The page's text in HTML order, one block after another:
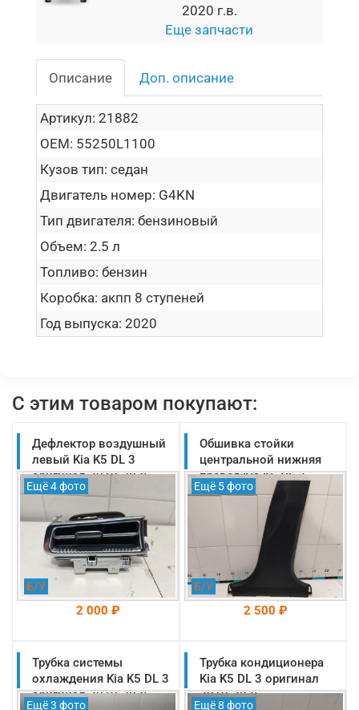
2020 г.в.
Еще запчасти
Описание Доп. описание
Артикул: 21882
OEM: 55250L1100
Кузов тип: седан
Двигатель номер: G4KN
Тип двигателя: бензиновый
Объем: 2.5 л
Топливо: бензин
Коробка: акпп 8 ступеней
Год выпуска: 2020
С этим товаром покупают:
Дефлектор воздушный
левый Kia K5 DL 3
оригинал 2019-2025
(97480L2000SA1)
Ещё 4 фото
Б/У
2 000 ₽
На складе: Раменское
-->
Обшивка стойки
центральной нижняя
правая Kia K5 DL 3
оригинал 2019-2025
(85845L2000WK)
Ещё 5 фото
Б/У
2 500 ₽
На складе: Раменское
-->
Трубка системы
охлаждения Kia K5 DL 3
оригинал 2019-2025
Ещё 3 фото
Трубка кондиционера
Kia K5 DL 3 оригинал
2019-2025
Ещё 8 фото